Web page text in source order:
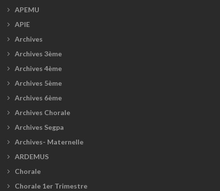
APEMU
APIE
Archives
Archives 3ème
Archives 4ème
Archives 5ème
Archives 6ème
Archives Chorale
Archives Segpa
Archives- Maternelle
ARDEMUS
Chorale
Chorale 1er Trimestre